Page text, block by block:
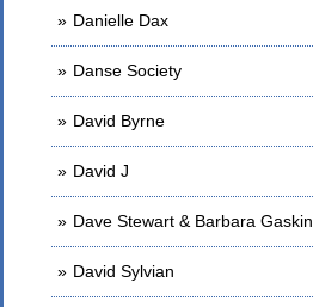
Danielle Dax
Danse Society
David Byrne
David J
Dave Stewart & Barbara Gaskin
David Sylvian